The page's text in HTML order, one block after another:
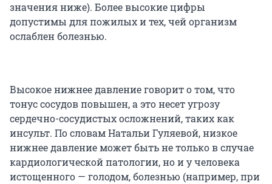
значения ниже). Более высокие цифры
допустимы для пожилых и тех, чей организм
ослаблен болезнью.
Высокое нижнее давление говорит о том, что
тонус сосудов повышен, а это несет угрозу
сердечно-сосудистых осложнений, таких как
инсульт. По словам Натальи Гуляевой, низкое
нижнее давление может быть не только в случае
кардиологической патологии, но и у человека
истощенного — голодом, болезнью (например, при